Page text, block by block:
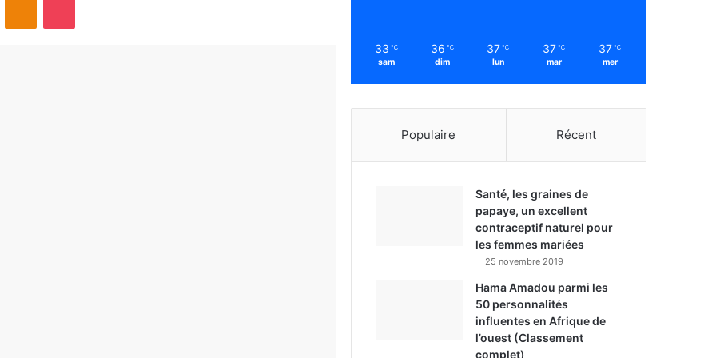
33 ℃
sam
36 ℃
dim
37 ℃
lun
37 ℃
mar
37 ℃
mer
Populaire Récent
Santé, les graines de
papaye, un excellent
contraceptif naturel pour
les femmes mariées
25 novembre 2019
Hama Amadou parmi les
50 personnalités
influentes en Afrique de
l’ouest (Classement
complet)